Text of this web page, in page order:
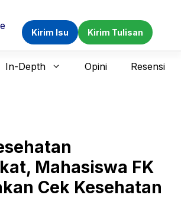
Kirim Isu Kirim Tulisan
In-Depth Opini Resensi
Mahasiswa FK
Cek Kesehatan